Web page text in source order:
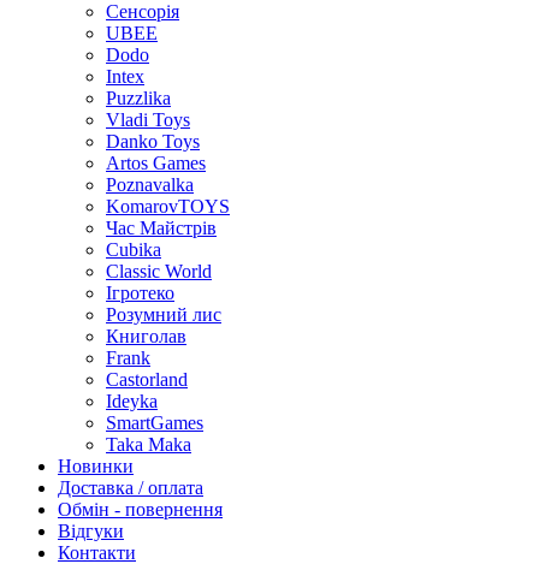
Сенсорія
UBEE
Dodo
Intex
Puzzlika
Vladi Toys
Danko Toys
Artos Games
Poznavalka
KomarovTOYS
Час Майстрів
Cubika
Classic World
Ігротеко
Розумний лис
Книголав
Frank
Castorland
Ideyka
SmartGames
Taka Maka
Новинки
Доставка / оплата
Обмін - повернення
Відгуки
Контакти